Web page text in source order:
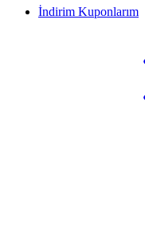
İndirim Kuponlarım